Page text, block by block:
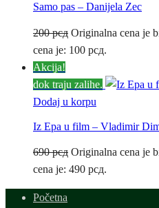
Samo pas – Danijela Zec
200рсд Originalna cena je
cena je: 100 рсд.
Akcija!
dok traju zalihe.
Dodaj u korpu
Iz Epa u film – Vladimir
690рсд Originalna cena je
cena je: 490 рсд.
Početna